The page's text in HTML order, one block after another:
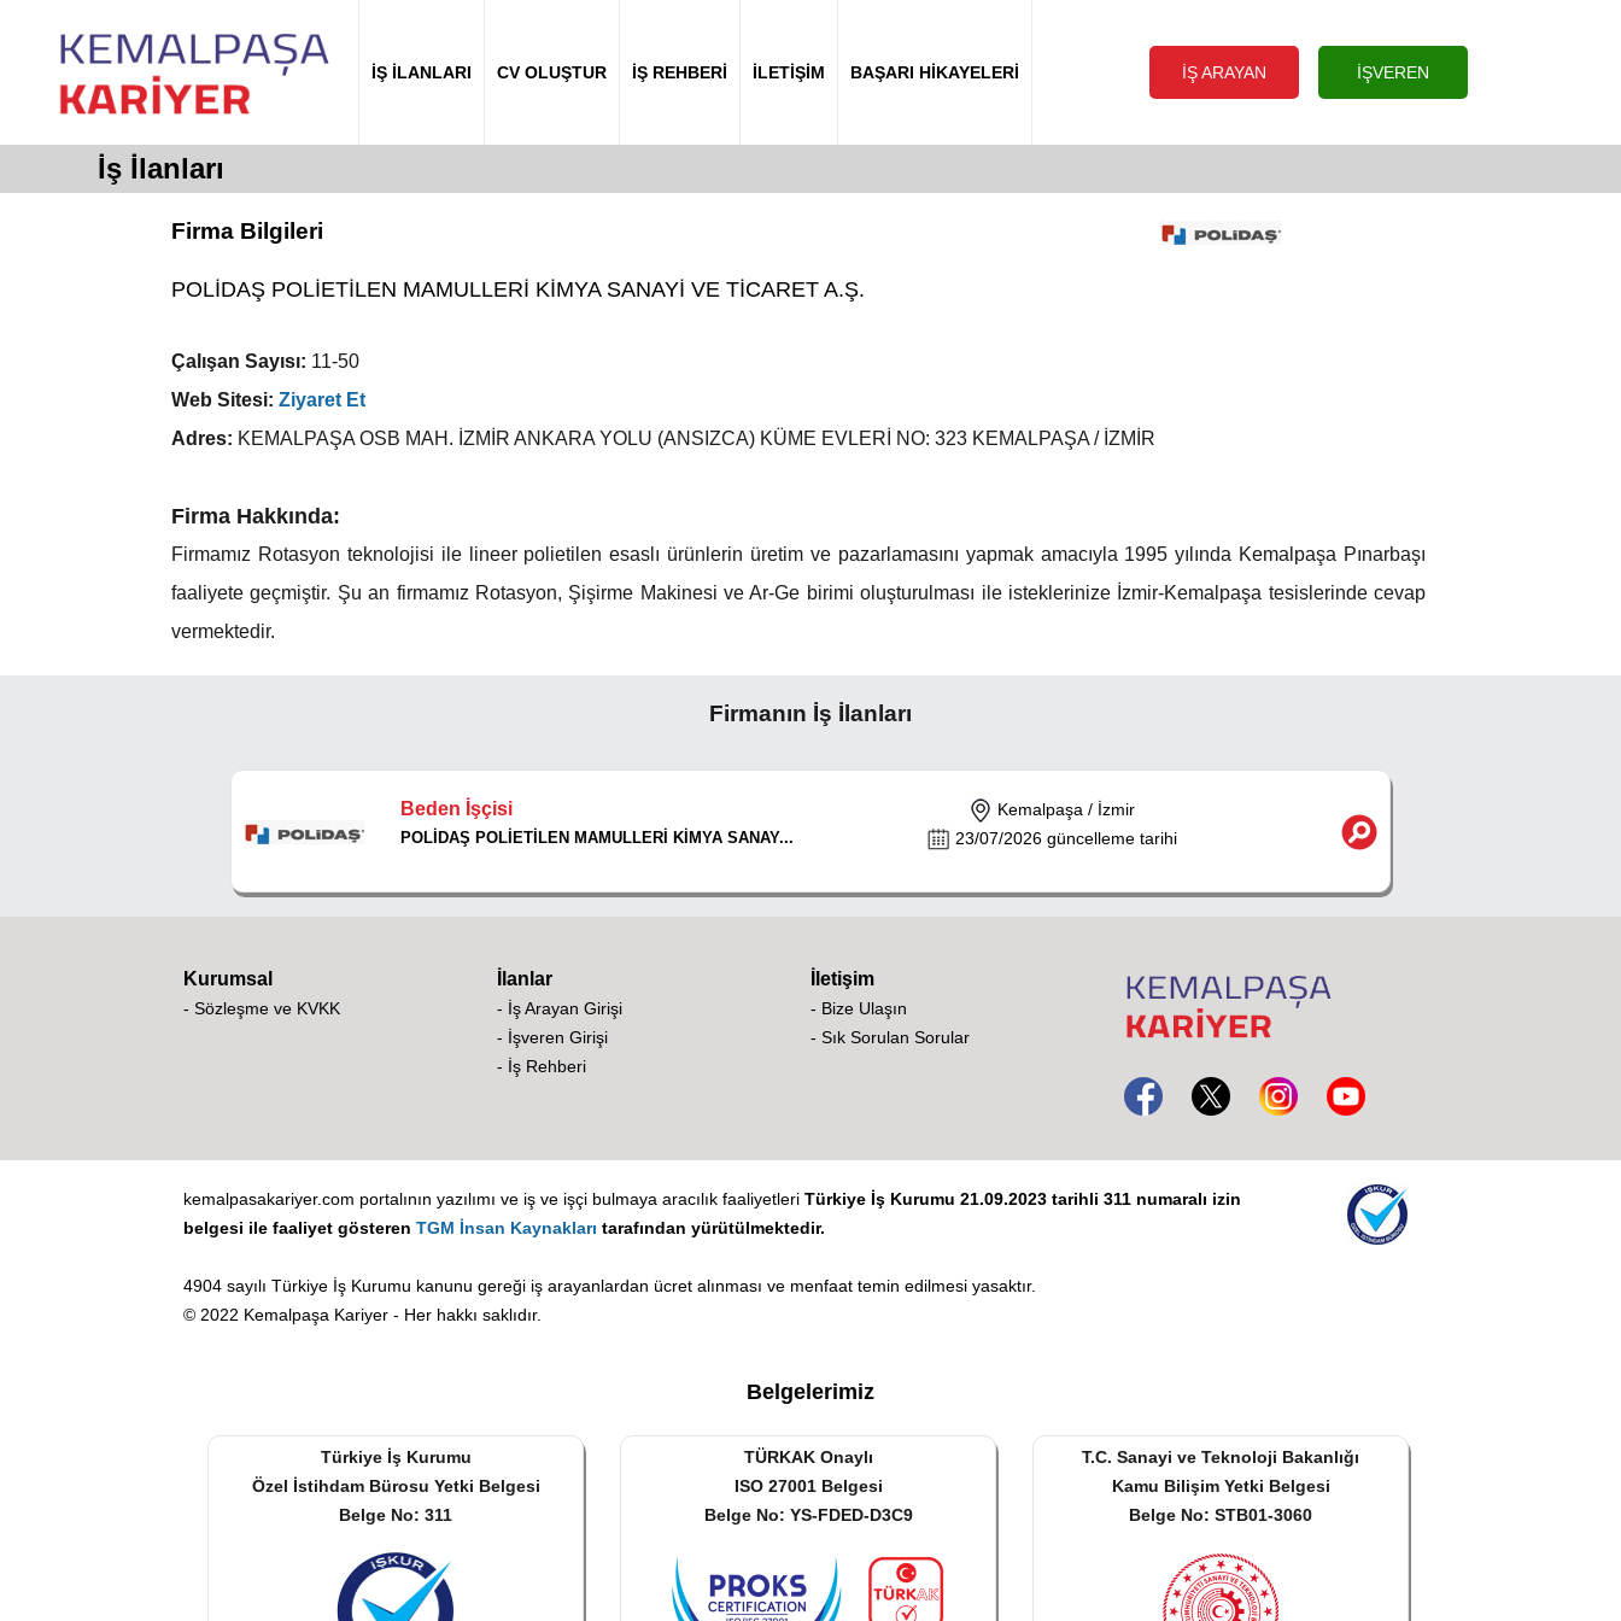
İŞ İLANLARI CV OLUŞTUR İŞ REHBERİ İLETİŞİM BAŞARI HİKAYELERİ İŞ ARAYAN İŞVEREN
İş İlanları
Firma Bilgileri
POLİDAŞ POLİETİLEN MAMULLERİ KİMYA SANAYİ VE TİCARET A.Ş.
Çalışan Sayısı: 11-50
Web Sitesi: Ziyaret Et
Adres: KEMALPAŞA OSB MAH. İZMİR ANKARA YOLU (ANSIZCA) KÜME EVLERİ NO: 323 KEMALPAŞA / İZMİR
Firma Hakkında:
Firmamız Rotasyon teknolojisi ile lineer polietilen esaslı ürünlerin üretim ve pazarlamasını yapmak amacıyla 1995 yılında Kemalpaşa Pınarbaşı
faaliyete geçmiştir. Şu an firmamız Rotasyon, Şişirme Makinesi ve Ar-Ge birimi oluşturulması ile isteklerinize İzmir-Kemalpaşa tesislerinde cevap
vermektedir.
Firmanın İş İlanları
Beden İşçisi
POLİDAŞ POLİETİLEN MAMULLERİ KİMYA SANAY...
Kemalpaşa / İzmir
23/07/2026 güncelleme tarihi
Kurumsal
- Sözleşme ve KVKK
İlanlar
- İş Arayan Girişi
- İşveren Girişi
- İş Rehberi
İletişim
- Bize Ulaşın
- Sık Sorulan Sorular
kemalpasakariyer.com portalının yazılımı ve iş ve işçi bulmaya aracılık faaliyetleri Türkiye İş Kurumu 21.09.2023 tarihli 311 numaralı izin
belgesi ile faaliyet gösteren TGM İnsan Kaynakları tarafından yürütülmektedir.
4904 sayılı Türkiye İş Kurumu kanunu gereği iş arayanlardan ücret alınması ve menfaat temin edilmesi yasaktır.
© 2022 Kemalpaşa Kariyer - Her hakkı saklıdır.
Belgelerimiz
Türkiye İş Kurumu
Özel İstihdam Bürosu Yetki Belgesi
Belge No: 311
TÜRKAK Onaylı
ISO 27001 Belgesi
Belge No: YS-FDED-D3C9
T.C. Sanayi ve Teknoloji Bakanlığı
Kamu Bilişim Yetki Belgesi
Belge No: STB01-3060